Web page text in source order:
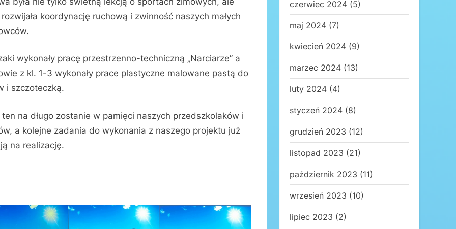
koordynację ruchową i zwinność naszych małych
wykonały pracę przestrzenno-techniczną „Narciarze” a
z kl. 1-3 wykonały prace plastyczne malowane pastą do
i szczoteczką.
ten na długo zostanie w pamięci naszych przedszkolaków i
a kolejne zadania do wykonania z naszego projektu już
na realizację.
czerwiec 2024 (5)
maj 2024 (7)
kwiecień 2024 (9)
marzec 2024 (13)
luty 2024 (4)
styczeń 2024 (8)
grudzień 2023 (12)
listopad 2023 (21)
październik 2023 (11)
wrzesień 2023 (10)
lipiec 2023 (2)